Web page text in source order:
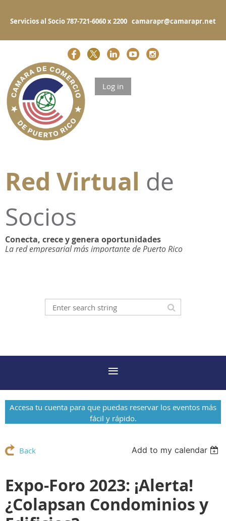
Servicios al Socio 787-721-6060 x 2200 camarapr@camarapr.net
Log in
Red Virtual de
Socios
Conecta, crece y genera oportunidades
La red empresarial más importante de Puerto Rico
Accesa tu cuenta para que puedas reservar los eventos más
fácil y rápido.
Back Add to my calendar
Expo-Foro 2023: ¡Alerta!
¿Colapsan Condominios y